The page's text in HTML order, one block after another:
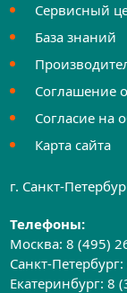
Сервисный
База знаний
Соглашение
Согласие на
Карта сайта
г. Санкт-
Телефоны:
Москва:8 (495)
Санкт-Петербург:
Екатеринбург:8